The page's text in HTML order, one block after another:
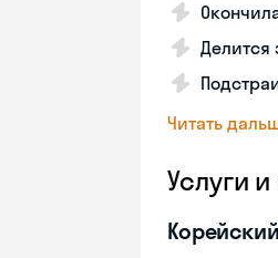
Читать
Услуги